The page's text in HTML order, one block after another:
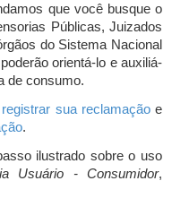
que você busque o
Públicas, Juizados
do Sistema Nacional
orientá-lo e auxiliá-
de consumo.
registrar sua reclamaçãoe
.
ilustrado sobre o uso
Usuário - Consumidor,